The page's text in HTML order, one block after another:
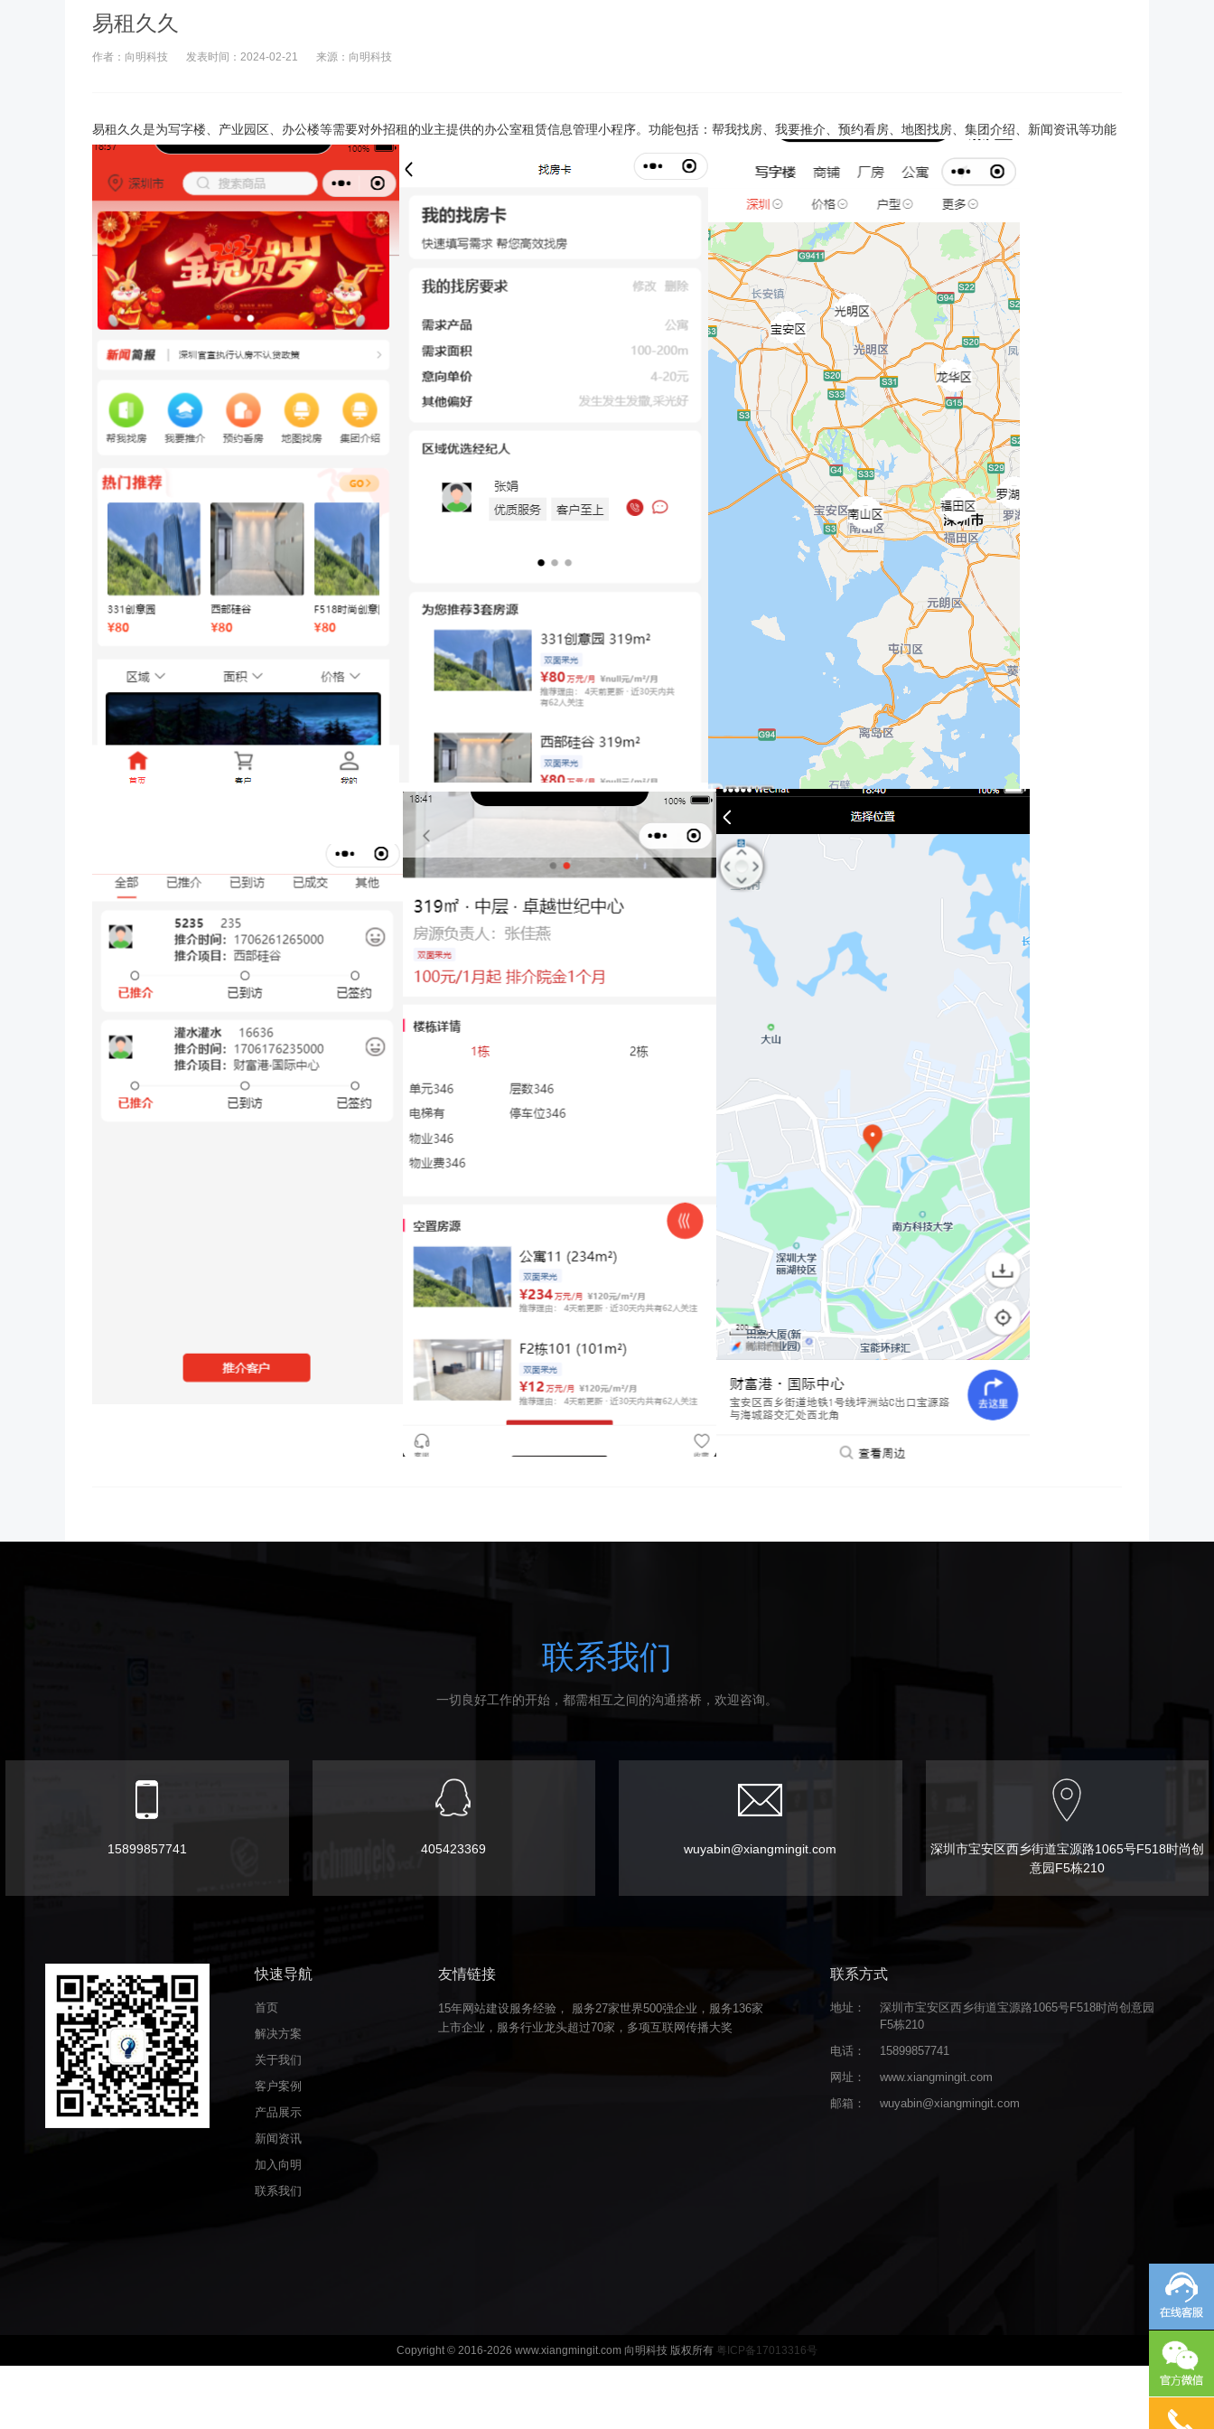
易租久久
作者：向明科技 发表时间：2024-02-21 来源：向明科技
易租久久是为写字楼、产业园区、办公楼等需要对外招租的业主提供的办公室租赁信息管理小程序。功能包括：帮我找房、我要推介、预约看房、地图找房、集团介绍、新闻资讯等功能
联系我们
一切良好工作的开始，都需相互之间的沟通搭桥，欢迎咨询。
15899857741 405423369 wuyabin@xiangmingit.com
深圳市宝安区西乡街道宝源路1065号F518时尚创
意园F5栋210
快速导航
首页
解决方案
关于我们
客户案例
产品展示
新闻资讯
加入向明
联系我们
友情链接
15年网站建设服务经验， 服务27家世界500强企业，服务136家
上市企业，服务行业龙头超过70家，多项互联网传播大奖
联系方式
地址：
深圳市宝安区西乡街道宝源路1065号F518时尚创意园
F5栋210
电话：
15899857741
网址：
www.xiangmingit.com
邮箱：
wuyabin@xiangmingit.com
Copyright © 2016-2026 www.xiangmingit.com 向明科技 版权所有 粤ICP备17013316号